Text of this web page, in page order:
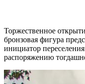
Торжественное
бронзовая фигура
инициатор
распоряжению